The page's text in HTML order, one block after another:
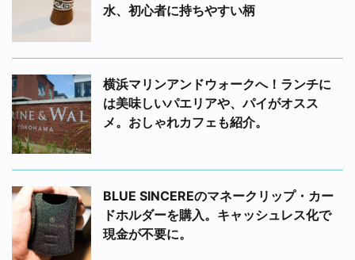
水、初心者に持ちやすい柄
横浜マリンアンドウォークへ！ランチに
は美味しいパエリアや、パイがオスス
メ。おしゃれカフェも紹介。
BLUE SINCEREのマネークリップ・カー
ドホルダーを購入。キャッシュレス化で
現金が不要に。